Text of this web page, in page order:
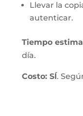
Llevar la
autenticar.
Tiempo
día.
Costo: SÍ.